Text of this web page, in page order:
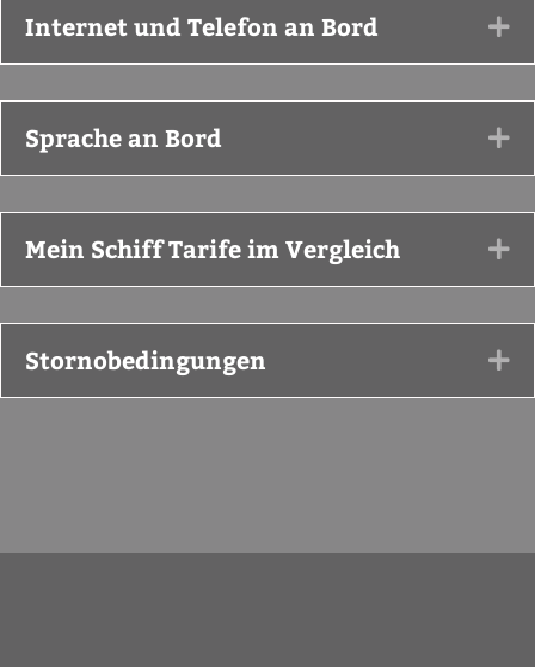
Internet und Telefon an Bord
Sprache an Bord
Mein Schiff Tarife im Vergleich
Stornobedingungen